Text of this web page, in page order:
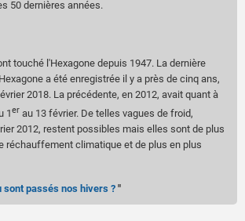
50 dernières années.
touché l'Hexagone depuis 1947. La dernière
a été enregistrée il y a près de cinq ans,
2018. La précédente, en 2012, avait quant à
1er au 13 février. De telles vagues de froid,
2012, restent possibles mais elles sont de plus
réchauffement climatique et de plus en plus
sont passés nos hivers ? "